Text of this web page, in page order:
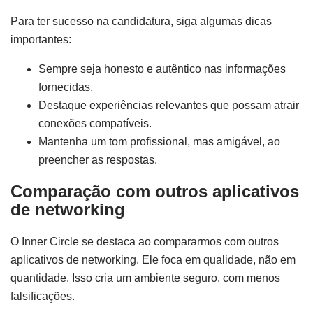
Para ter sucesso na candidatura, siga algumas dicas
importantes:
Sempre seja honesto e autêntico nas informações
fornecidas.
Destaque experiências relevantes que possam atrair
conexões compatíveis.
Mantenha um tom profissional, mas amigável, ao
preencher as respostas.
Comparação com outros aplicativos
de networking
O Inner Circle se destaca ao compararmos com outros
aplicativos de networking. Ele foca em qualidade, não em
quantidade. Isso cria um ambiente seguro, com menos
falsificações.